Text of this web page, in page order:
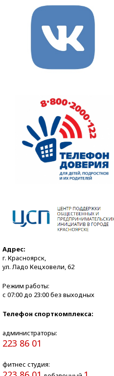
Адрес:
г. Красноярск,
ул. Ладо Кецховели, 62
Режим работы:
с 07:00 до 23:00 без выходных
Телефон спорткомплекса:
администраторы:
223 86 01
фитнес студия: